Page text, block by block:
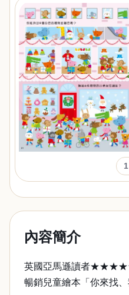
‹
1
內容簡介
英國亞馬遜讀者
暢銷兒童繪本「你來找